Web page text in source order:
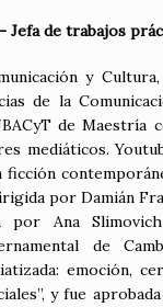
Jefa de trabajos
y
de la
de Maestría
mediáticos.
por Damián
por Ana
de
emoción,
y fue